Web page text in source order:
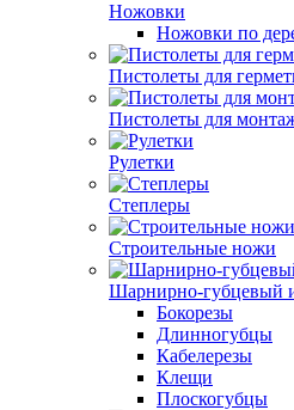
Ножовки
Ножовки по
Пистолеты для
Пистолеты для
Рулетки
Степлеры
Строительные ножи
Шарнирно-губцевый
Бокорезы
Длинногубцы
Кабелерезы
Клещи
Плоскогубцы